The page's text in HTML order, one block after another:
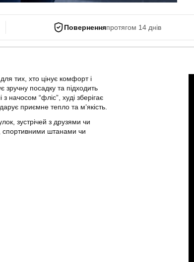
Боді
Поверненняпротягом 14 днів
тих, хто цінує комфорт і
зручну посадку та підходить
начосом “фліс”, худі зберігає
приємне тепло та м’якість.
зустрічей з друзями чи
спортивними штанами чи